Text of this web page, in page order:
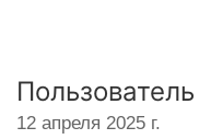
Пользователь
12 апреля 2025 г.